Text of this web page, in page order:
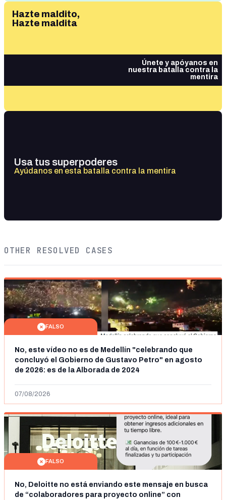
Hazte maldito,
Hazte maldita
Únete y apóyanos en
nuestra batalla contra la
mentira
Usa tus superpoderes
Ayúdanos en esta batalla contra la mentira
OTHER RESOLVED CASES
FALSO
No, este vídeo no es de Medellín "celebrando que
concluyó el Gobierno de Gustavo Petro" en agosto
de 2026: es de la Alborada de 2024
07/08/2026
FALSO
No, Deloitte no está enviando este mensaje en busca
de “colaboradores para proyecto online” con